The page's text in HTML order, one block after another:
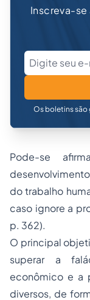
Inscreva-se
Os boletins são
Pode-se
do trabalho
caso ignore a
p. 362).
O principal
superar a
econômico e a
diversos, de